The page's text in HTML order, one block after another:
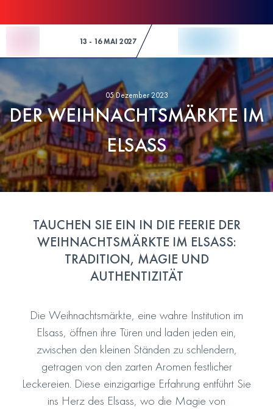
13 - 16 MAI 2027
05 Dezember 2023
DER WEIHNACHTSMÄRKTE IM
ELSASS
TAUCHEN SIE EIN IN DIE FEERIE DER
WEIHNACHTSMÄRKTE IM ELSASS:
TRADITION, MAGIE UND
AUTHENTIZITÄT
Die Weihnachtsmärkte, eine wahre Institution im
Elsass, öffnen ihre Türen und laden jeden ein,
zwischen den kleinen Ständen zu schlendern,
getragen von den zarten Aromen festlicher
Leckereien. Diese einzigartige Erfahrung entführt Sie
ins Herz des Elsass, wo die Magie von